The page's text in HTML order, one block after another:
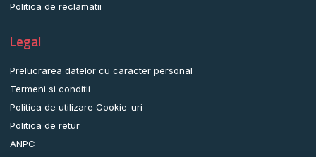
Politica de reclamatii
Legal
Prelucrarea datelor cu caracter personal
Termeni si conditii
Politica de utilizare Cookie-uri
Politica de retur
ANPC